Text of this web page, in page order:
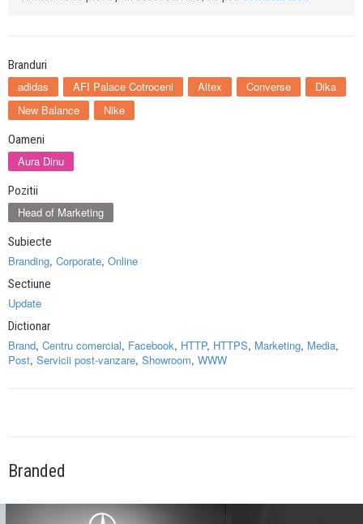
Branduri
adidas AFI Palace Cotroceni Altex Converse
Dika
New Balance
Nike
Oameni
Aura Dinu
Pozitii
Head of Marketing
Subiecte
Branding, Corporate, Online
Sectiune
Update
Dictionar
Brand, Centru comercial, Facebook, HTTP, HTTPS, Marketing, Media,
Post, Servicii post-vanzare, Showroom, WWW
Branded